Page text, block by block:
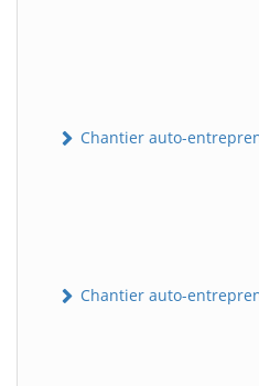
Chantier auto-
Chantier auto-